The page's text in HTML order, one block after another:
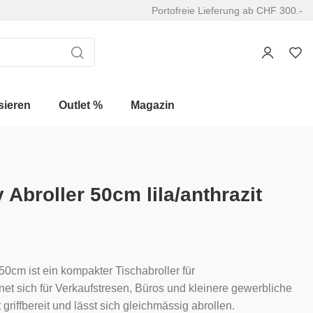
Portofreie Lieferung ab CHF 300.-
Outlet % Magazin
Abroller 50cm lila/anthrazit
ist ein kompakter Tischabroller für
sich für Verkaufstresen, Büros und kleinere gewerbliche
und lässt sich gleichmässig abrollen.